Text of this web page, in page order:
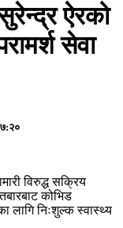
ऐरको
सेवा
विरुद्ध सक्रिय
कोभिड
निःशुल्क स्वास्थ्य